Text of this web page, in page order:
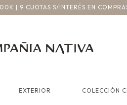
| 9 CUOTAS S/INTERÉS EN
EXTERIOR COLECCIÓN